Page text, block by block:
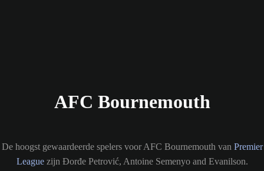
AFC Bournemouth
De hoogst gewaardeerde spelers voor AFC Bournemouth van Premier
Leaguezijn Đorđe Petrović, Antoine Semenyo and Evanilson.